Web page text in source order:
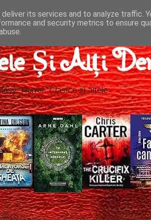
Și Alți
Horror, Clasice și altele
its services and to analyze traffic.
and security metrics to ensure